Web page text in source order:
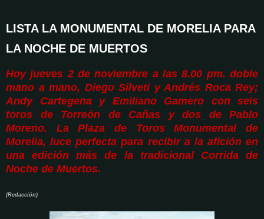
LISTA LA MONUMENTAL DE MORELIA PARA
LA NOCHE DE MUERTOS
Hoy jueves 2 de noviembre a las 8.00 pm. doble
mano a mano, Diego Silveti y Andrés Roca Rey;
Andy Cartegena y Emiliano Gamero con seis
toros de Torreón de Cañas y dos de Pablo
Moreno. La Plaza de Toros Monumental de
Morelia, luce perfecta para recibir a la afición en
una edición más de la tradicional Corrida de
Noche de Muertos.
(Redacción)